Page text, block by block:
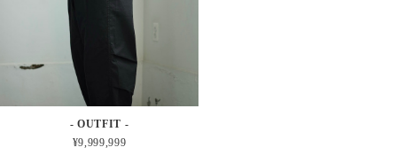
- OUTFIT -
¥9,999,999